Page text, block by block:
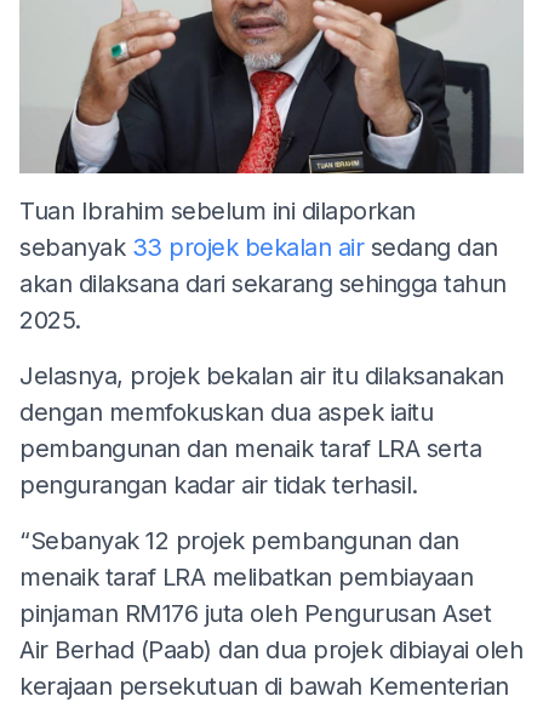
Tuan Ibrahim sebelum ini dilaporkan
sebanyak 33 projek bekalan airsedang dan
akan dilaksana dari sekarang sehingga tahun
2025.
Jelasnya, projek bekalan air itu dilaksanakan
dengan memfokuskan dua aspek iaitu
pembangunan dan menaik taraf LRA serta
pengurangan kadar air tidak terhasil.
“Sebanyak 12 projek pembangunan dan
menaik taraf LRA melibatkan pembiayaan
pinjaman RM176 juta oleh Pengurusan Aset
Air Berhad (Paab) dan dua projek dibiayai oleh
kerajaan persekutuan di bawah Kementerian